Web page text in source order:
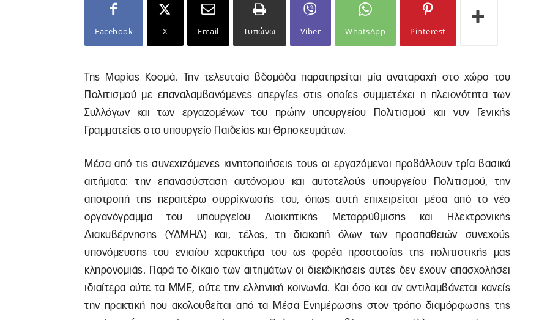
Facebook X Email Τυπώνω Viber WhatsApp Pinterest
Της Μαρίας Κοσμά. Την τελευταία βδομάδα παρατηρείται μία αναταραχή στο χώρο του
Πολιτισμού με επαναλαμβανόμενες απεργίες στις οποίες συμμετέχει η πλειονότητα των
Συλλόγων και των εργαζομένων του πρώην υπουργείου Πολιτισμού και νυν Γενικής
Γραμματείας στο υπουργείο Παιδείας και Θρησκευμάτων.
Μέσα από τις συνεχιζόμενες κινητοποιήσεις τους οι εργαζόμενοι προβάλλουν τρία βασικά
αιτήματα: την επανασύσταση αυτόνομου και αυτοτελούς υπουργείου Πολιτισμού, την
αποτροπή της περαιτέρω συρρίκνωσής του, όπως αυτή επιχειρείται μέσα από το νέο
οργανόγραμμα του υπουργείου Διοικητικής Μεταρρύθμισης και Ηλεκτρονικής
Διακυβέρνησης (ΥΔΜΗΔ) και, τέλος, τη διακοπή όλων των προσπαθειών συνεχούς
υπονόμευσης του ενιαίου χαρακτήρα του ως φορέα προστασίας της πολιτιστικής μας
κληρονομιάς. Παρά το δίκαιο των αιτημάτων οι διεκδικήσεις αυτές δεν έχουν απασχολήσει
ιδιαίτερα ούτε τα ΜΜΕ, ούτε την ελληνική κοινωνία. Και όσο και αν αντιλαμβάνεται κανείς
την πρακτική που ακολουθείται από τα Μέσα Ενημέρωσης στον τρόπο διαμόρφωσης της